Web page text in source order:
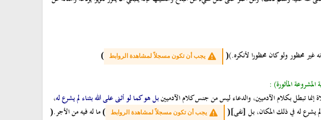
غير محظور ولو كان محظورا لأنكره.)( يجب أن تكون مسجلاً لمشاهدة الروابط )
المأثورة) :
تبطل بكلام الآدميين، والدعاء ليس من جنس كلام الآدميينبل هو كما لو أثنى على الله بثناء لم يشرع له،
يشرع له في ذلك المكان، بل [نفى]( يجب أن تكون مسجلاً لمشاهدة الروابط ) ما له فيه من الأجر.(